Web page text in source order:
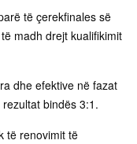
të çerekfinales së
madh drejt kualifikimit
dhe efektive në fazat
bindës 3:1.
të renovimit të